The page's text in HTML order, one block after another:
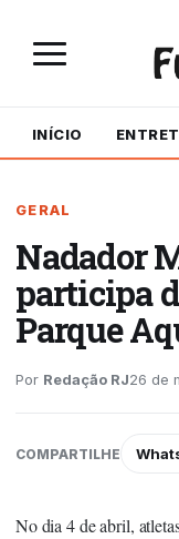
INÍCIO
GERAL
Nadador
participa
Parque
Por Redação RJ26 de
COMPARTILHE
No dia 4 de abril,